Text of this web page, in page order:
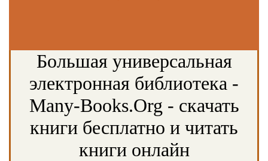
Большая универсальная
электронная библиотека -
Many-Books.Org - скачать
книги бесплатно и читать
книги онлайн